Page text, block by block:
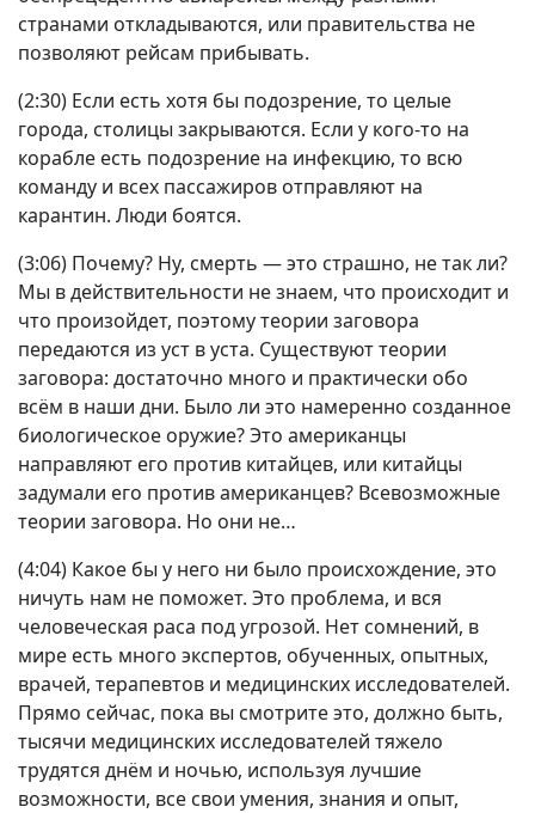
странами откладываются, или правительства не
позволяют рейсам прибывать.
(2:30) Если есть хотя бы подозрение, то целые
города, столицы закрываются. Если у кого-то на
корабле есть подозрение на инфекцию, то всю
команду и всех пассажиров отправляют на
карантин. Люди боятся.
(3:06) Почему? Ну, смерть — это страшно, не так ли?
Мы в действительности не знаем, что происходит и
что произойдет, поэтому теории заговора
передаются из уст в уста. Существуют теории
заговора: достаточно много и практически обо
всём в наши дни. Было ли это намеренно созданное
биологическое оружие? Это американцы
направляют его против китайцев, или китайцы
задумали его против американцев? Всевозможные
теории заговора. Но они не…
(4:04) Какое бы у него ни было происхождение, это
ничуть нам не поможет. Это проблема, и вся
человеческая раса под угрозой. Нет сомнений, в
мире есть много экспертов, обученных, опытных,
врачей, терапевтов и медицинских исследователей.
Прямо сейчас, пока вы смотрите это, должно быть,
тысячи медицинских исследователей тяжело
трудятся днём и ночью, используя лучшие
возможности, все свои умения, знания и опыт,